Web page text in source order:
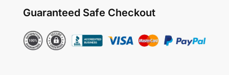
Guaranteed Safe Checkout